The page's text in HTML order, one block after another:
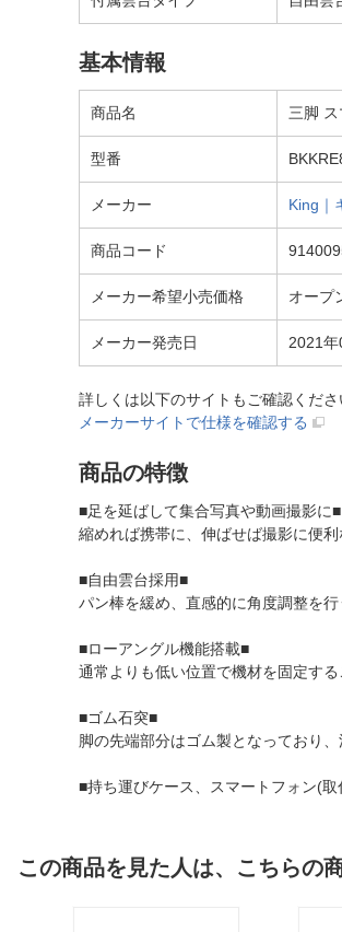
基本情報
商品名 三脚
型番
メーカー King｜
商品コード
メーカー希望小売価格 オープ
メーカー発売日 2021年
詳しくは以下のサイトもご確認くださ
メーカーサイトで仕様を確認する
商品の特徴
■足を延ばして集合写真や動画撮影に■
縮めれば携帯に、伸ばせば撮影に便
■自由雲台採用■
パン棒を緩め、直感的に角度調整を
■ローアングル機能搭載■
通常よりも低い位置で機材を固定す
■ゴム石突■
脚の先端部分はゴム製となっており
■持ち運びケース、スマートフォン(
この商品を見た人は、こちらの